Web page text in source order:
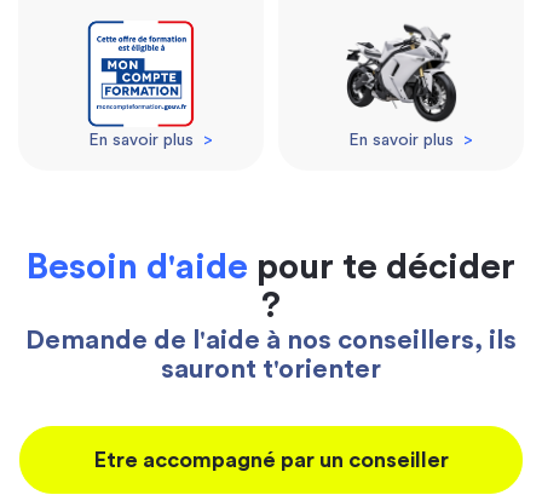
En savoir plus > En savoir plus >
Besoin d'aide pour te décider
?
Demande de l'aide à nos conseillers, ils
sauront t'orienter
Etre accompagné par un conseiller